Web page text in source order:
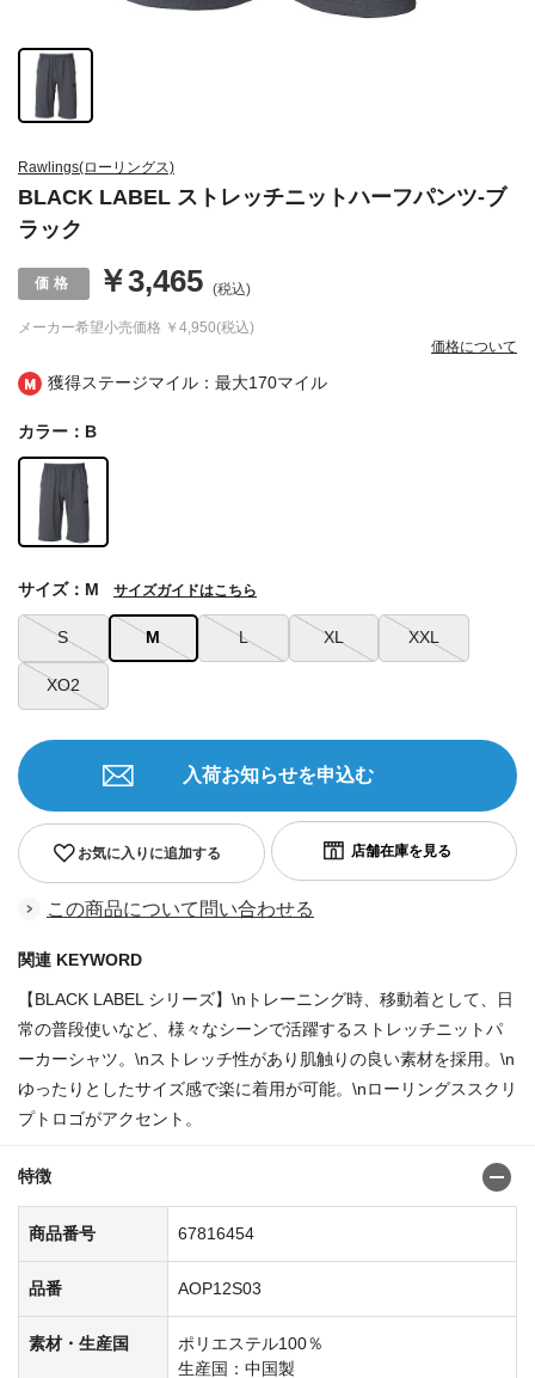
獲得ステージマイル：最大170マイル
Rawlings(ローリングス)
BLACK LABEL ストレッチニットハーフパンツ-ブ
ラック
メーカー希望小売価格 ￥4,950(税込)
￥3,465 (税込)
価格について
カラー：B
S M L XL XXL
XO2
サイズ：M サイズガイドはこちら
お気に入りに追加する
入荷お知らせを申込む
この商品について問い合わせる
関連 KEYWORD
【BLACK LABEL シリーズ】\nトレーニング時、移動着として、日
常の普段使いなど、様々なシーンで活躍するストレッチニットパ
ーカーシャツ。\nストレッチ性があり肌触りの良い素材を採用。\n
ゆったりとしたサイズ感で楽に着用が可能。\nローリングススクリ
プトロゴがアクセント。
特徴
商品番号 67816454
品番 AOP12S03
素材・生産国
ポリエステル100％
生産国：中国製